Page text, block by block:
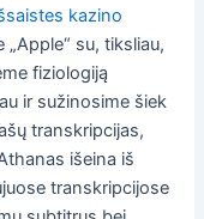
kazino
su, tiksliau,
fiziologiją
ir sužinosime šiek
transkripcijas,
išeina iš
transkripcijose